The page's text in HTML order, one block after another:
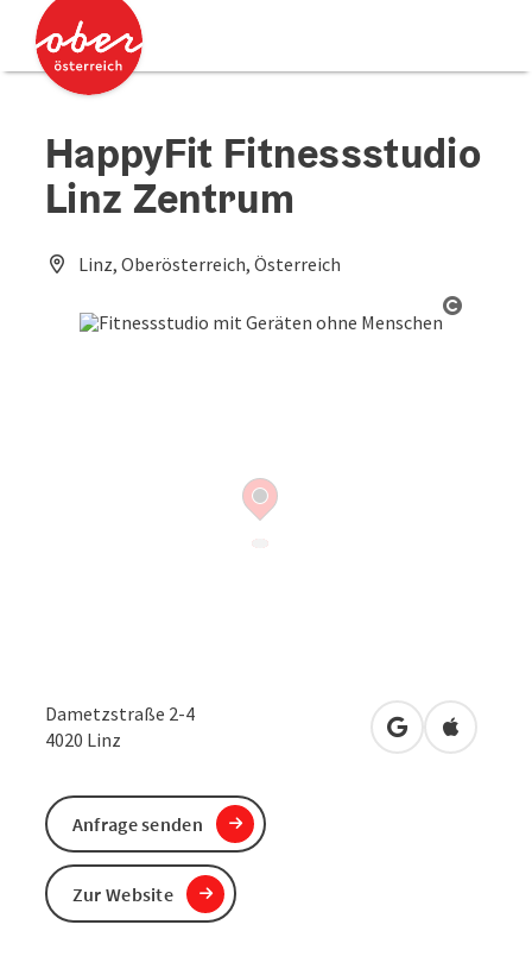
Zum Inhalt
Zum Seitenanfang
HappyFit Fitnessstudio
Linz Zentrum
Linz, Oberösterreich, Österreich
Dametzstraße 2-4
4020 Linz in Googlein Apple
Anfrage senden
Zur Website